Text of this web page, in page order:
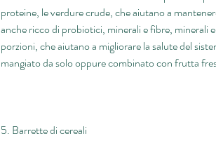
proteine, le verdure crude, che aiutano a
anche ricco di probiotici, minerali e fibre, minerali
porzioni, che aiutano a migliorare la salute del
mangiato da solo oppure combinato con frutta
5. Barrette di cereali